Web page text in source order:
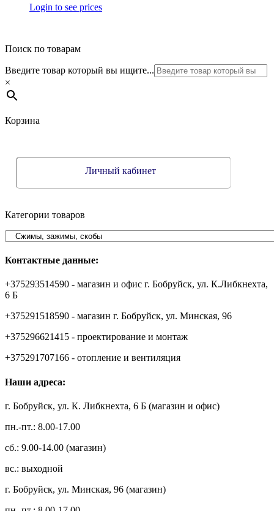
Login to see prices
Поиск по товарам
Введите товар который вы ищите...
×
Корзина
Личный кабинет
Категории товаров
Контактные данные:
+375293514590 - магазин и офис г. Бобруйск, ул. К.Либкнехта,
6 Б
+375291518590 - магазин г. Бобруйск, ул. Минская, 96
+375296621415 - проектирование и монтаж
+375291707166 - отопление и вентиляция
Наши адреса:
г. Бобруйск, ул. К. Либкнехта, 6 Б (магазин и офис)
пн.-пт.: 8.00-17.00
сб.: 9.00-14.00 (магазин)
вс.: выходной
г. Бобруйск, ул. Минская, 96 (магазин)